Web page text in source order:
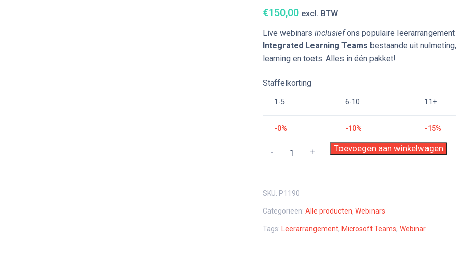
€150,00 excl. BTW
Live webinars inclusiefons populaire leerarrangement
Integrated Learning Teams bestaande uit
learning en toets. Alles in één pakket!
Staffelkorting
1-5 6-10 11+
-0% -10% -15%
Webinar
aantal
- + Toevoegen aan winkelwagen
SKU: P1190
Categorieën: Alle producten, Webinars
Tags: Leerarrangement, Microsoft Teams, Webinar